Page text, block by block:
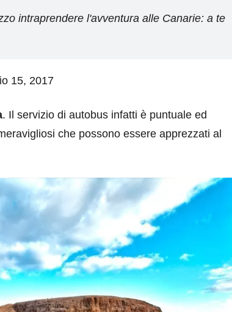
intraprendere l'avventura alle Canarie: a te
15, 2017
. Il servizio di autobus infatti è puntuale ed
che possono essere apprezzati al